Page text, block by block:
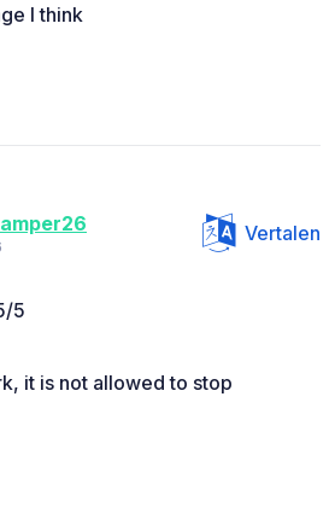
I think
Vertalen
5
it is not allowed to stop